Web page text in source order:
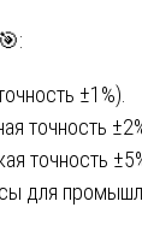
🎯:
±1%).
точность
точность
для